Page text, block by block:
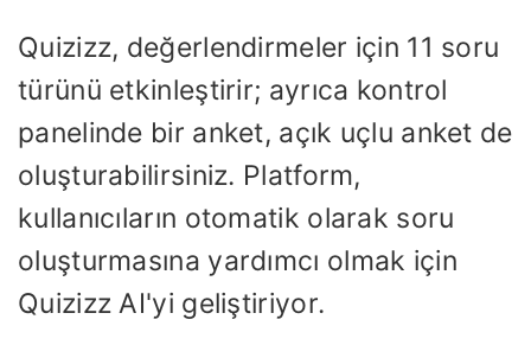
Quizizz, değerlendirmeler için 11 soru
türünü etkinleştirir; ayrıca kontrol
panelinde bir anket, açık uçlu anket de
oluşturabilirsiniz. Platform,
kullanıcıların otomatik olarak soru
oluşturmasına yardımcı olmak için
Quizizz AI'yi geliştiriyor.